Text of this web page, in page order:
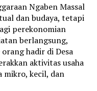
Ngaben Massal
dan budaya, tetapi
perekonomian
berlangsung,
hadir di Desa
aktivitas usaha
mikro, kecil, dan